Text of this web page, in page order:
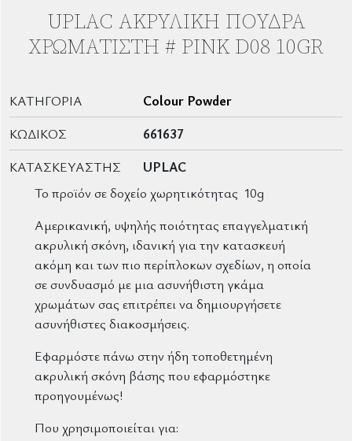
UPLAC ΑΚΡΥΛΙΚΉ ΠΟΎΔΡΑ
ΧΡΩΜΑΤΙΣΤΉ # PINK D08 10GR
ΚΑΤΗΓΟΡΊΑ
Colour Powder
ΚΩΔΙΚΌΣ
661637
ΚΑΤΑΣΚΕΥΑΣΤΉΣ
UPLAC
Το προϊόν σε δοχείο χωρητικότητας 10g
Αμερικανική, υψηλής ποιότητας επαγγελματική
ακρυλική σκόνη, ιδανική για την κατασκευή
ακόμη και των πιο περίπλοκων σχεδίων, η οποία
σε συνδυασμό με μια ασυνήθιστη γκάμα
χρωμάτων σας επιτρέπει να δημιουργήσετε
ασυνήθιστες διακοσμήσεις.
Εφαρμόστε πάνω στην ήδη τοποθετημένη
ακρυλική σκόνη βάσης που εφαρμόστηκε
προηγουμένως!
Που χρησιμοποιείται για: